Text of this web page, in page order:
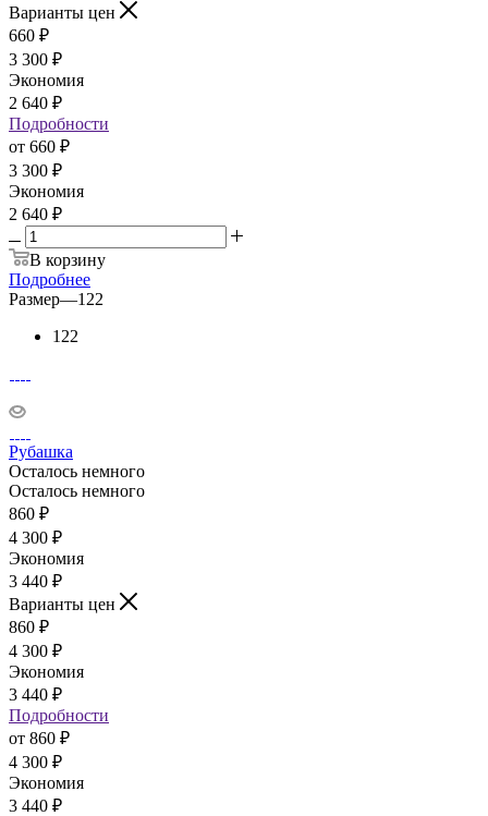
Варианты цен
660 ₽
3 300 ₽
Экономия
2 640 ₽
Подробности
от 660 ₽
3 300 ₽
Экономия
2 640 ₽
В корзину
Подробнее
Размер—122
122
Рубашка
Осталось немного
Осталось немного
860 ₽
4 300 ₽
Экономия
3 440 ₽
Варианты цен
860 ₽
4 300 ₽
Экономия
3 440 ₽
Подробности
от 860 ₽
4 300 ₽
Экономия
3 440 ₽